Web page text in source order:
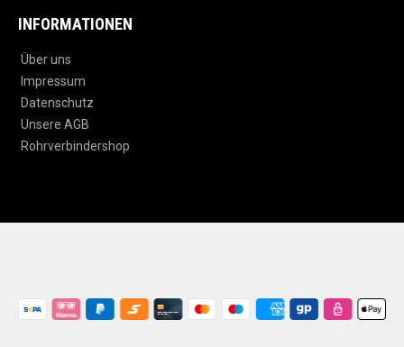
INFORMATIONEN
Über uns
Impressum
Datenschutz
Unsere AGB
Rohrverbindershop